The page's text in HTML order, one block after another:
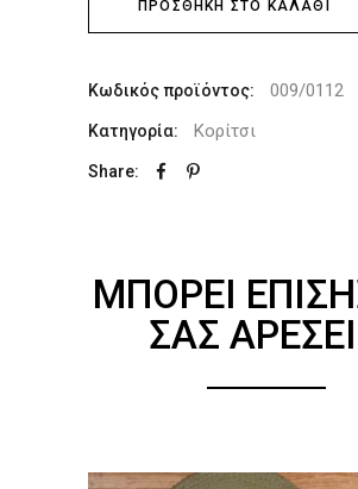
ΠΡΟΣΘΉΚΗ ΣΤΟ ΚΑΛΆΘΙ
Κωδικός προϊόντος: 009/0112
Κατηγορία: Κορίτσι
Share:
ΜΠΟΡΕΊ
ΣΑΣ